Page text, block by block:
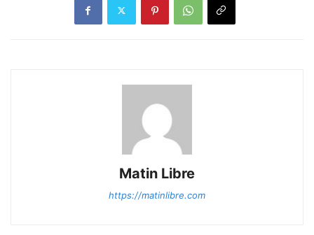
Matin Libre
https://matinlibre.com